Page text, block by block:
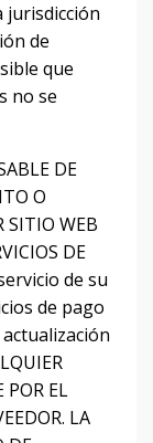
jurisdicción
de
que
no se
DE
O
SITIO WEB
DE
de su
de pago
POR EL
LA